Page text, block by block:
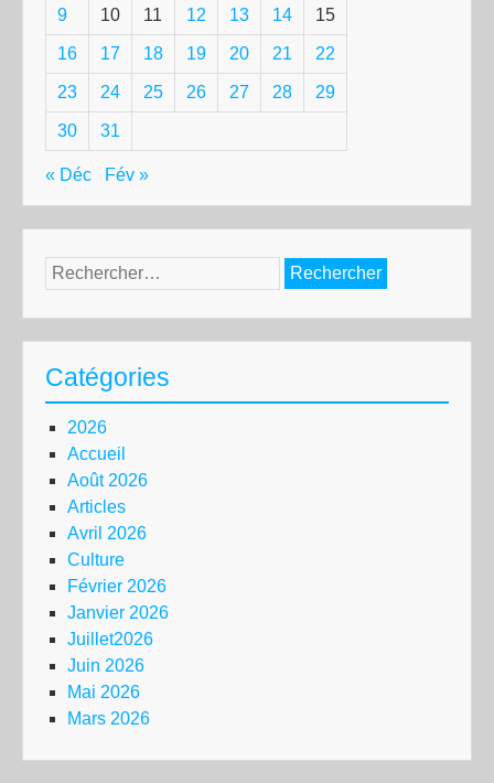
9 10 11 12 13 14 15
16 17 18 19 20 21 22
23 24 25 26 27 28 29
30 31
« Déc Fév »
Rechercher :
Catégories
2026
Accueil
Août 2026
Articles
Avril 2026
Culture
Février 2026
Janvier 2026
Juillet2026
Juin 2026
Mai 2026
Mars 2026